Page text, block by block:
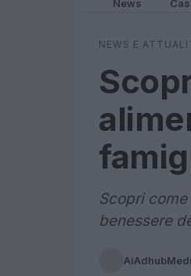
News
NEWS E
Scopri
benessere